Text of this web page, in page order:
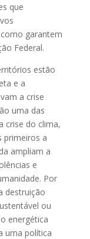
que
garantem
Federal.
estão
e a
a crise
uma das
crise do clima,
primeiros a
ampliam a
e
Por
destruição
ou
energética
uma política